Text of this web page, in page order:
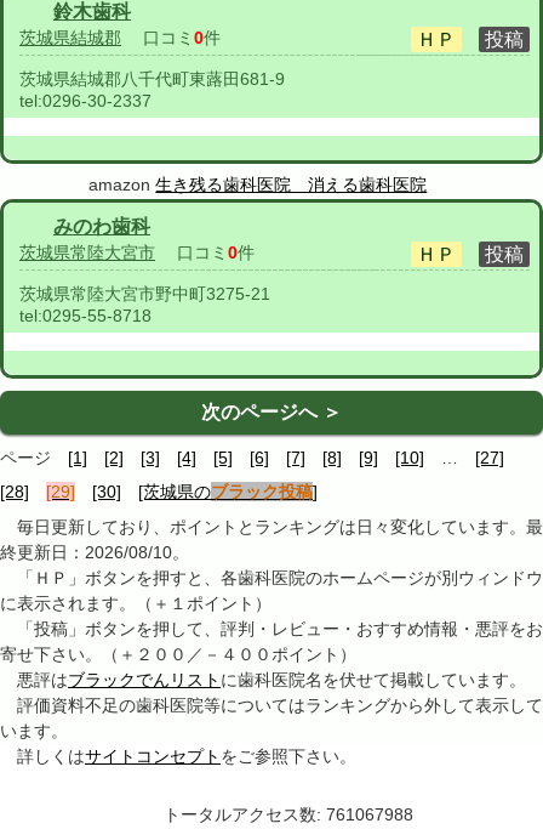
鈴木歯科
茨城県結城郡 口コミ 0件
茨城県結城郡八千代町東蕗田681-9
tel:0296-30-2337
amazon生き残る歯科医院 消える歯科医院
みのわ歯科
茨城県常陸大宮市 口コミ 0件
茨城県常陸大宮市野中町3275-21
tel:0295-55-8718
次のページへ ＞
ページ [1] [2] [3] [4] [5] [6] [7] [8] [9] [10] … [27]
[28]
[29] [30] [茨城県のブラック投稿]
毎日更新しており、ポイントとランキングは日々変化しています。最
終更新日：2026/08/10。
「ＨＰ」ボタンを押すと、各歯科医院のホームページが別ウィンドウ
に表示されます。（＋１ポイント）
「投稿」ボタンを押して、評判・レビュー・おすすめ情報・悪評をお
寄せ下さい。（＋２００／－４００ポイント）
悪評はブラックでんリスト に歯科医院名を伏せて掲載しています。
評価資料不足の歯科医院等についてはランキングから外して表示して
います。
詳しくはサイトコンセプト をご参照下さい。
トータルアクセス数: 761067988